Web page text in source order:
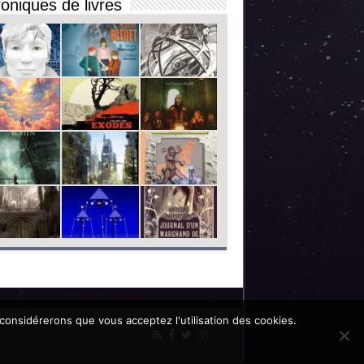
de livres
que vous acceptez l'utilisation des cookies.